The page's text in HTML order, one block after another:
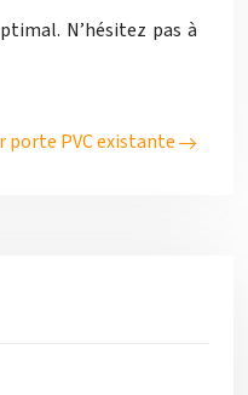
N’hésitez pas à
PVC existante